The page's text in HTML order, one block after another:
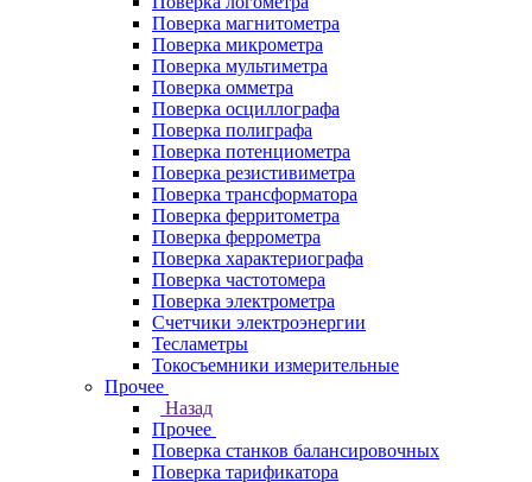
Поверка магнитометра
Поверка микрометра
Поверка мультиметра
Поверка омметра
Поверка осциллографа
Поверка полиграфа
Поверка потенциометра
Поверка резистивиметра
Поверка трансформатора
Поверка ферритометра
Поверка феррометра
Поверка характериографа
Поверка частотомера
Поверка электрометра
Счетчики электроэнергии
Тесламетры
Токосъемники измерительные
Прочее
Назад
Прочее
Поверка станков балансировочных
Поверка тарификатора